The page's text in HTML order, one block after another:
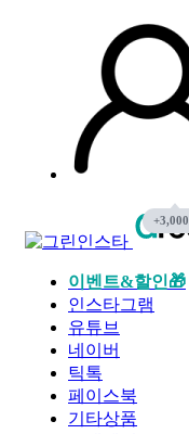
이벤트&할인🎁
인스타그램
유튜브
네이버
틱톡
페이스북
기타상품